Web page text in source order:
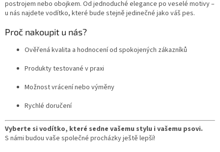
postrojem nebo obojkem. Od jednoduché elegance po veselé motivy –
u nás najdete vodítko, které bude stejně jedinečné jako váš pes.
Proč nakoupit u nás?
Ověřená kvalita a hodnocení od spokojených zákazníků
Produkty testované v praxi
Možnost vrácení nebo výměny
Rychlé doručení
Vyberte si vodítko, které sedne vašemu stylu i vašemu psovi.
S námi budou vaše společné procházky ještě lepší!